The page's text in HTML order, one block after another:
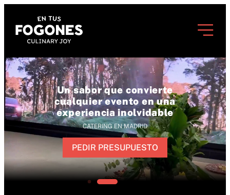
Creaciones culinarias
exclusivas para sorprender a
tus invitados
CATERING EN MADRID
PEDIR PRESUPUESTO